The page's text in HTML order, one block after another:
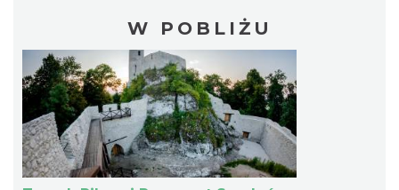
W POBLIŻU